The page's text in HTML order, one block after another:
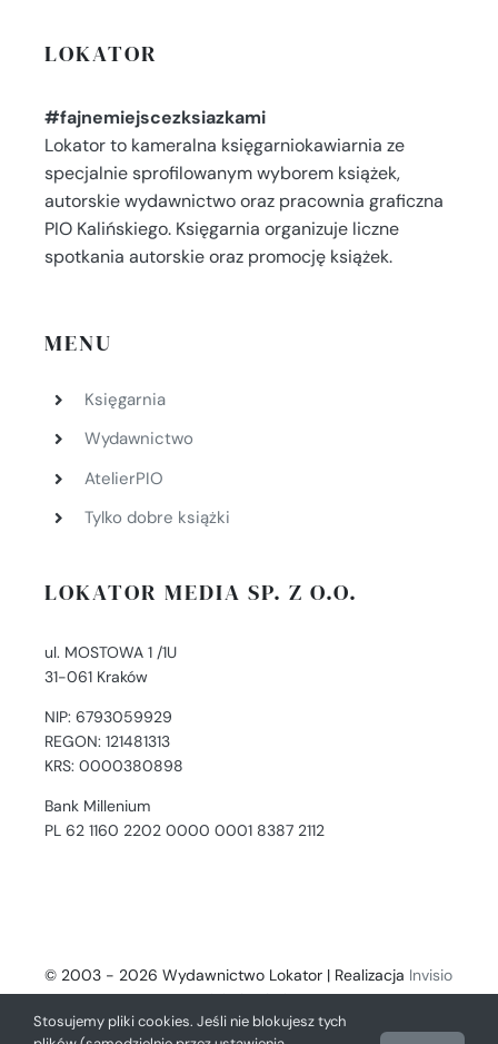
LOKATOR
#fajnemiejscezksiazkami
Lokator to kameralna księgarniokawiarnia ze
specjalnie sprofilowanym wyborem książek,
autorskie wydawnictwo oraz pracownia graficzna
PIO Kalińskiego. Księgarnia organizuje liczne
spotkania autorskie oraz promocję książek.
MENU
Księgarnia
Wydawnictwo
AtelierPIO
Tylko dobre książki
LOKATOR MEDIA SP. Z O.O.
ul. MOSTOWA 1 /1U
31-061 Kraków
NIP: 6793059929
REGON: 121481313
KRS: 0000380898
Bank Millenium
PL 62 1160 2202 0000 0001 8387 2112
© 2003 - 2026 Wydawnictwo Lokator | Realizacja Invisio
- Digital Solutions
Stosujemy pliki cookies. Jeśli nie blokujesz tych